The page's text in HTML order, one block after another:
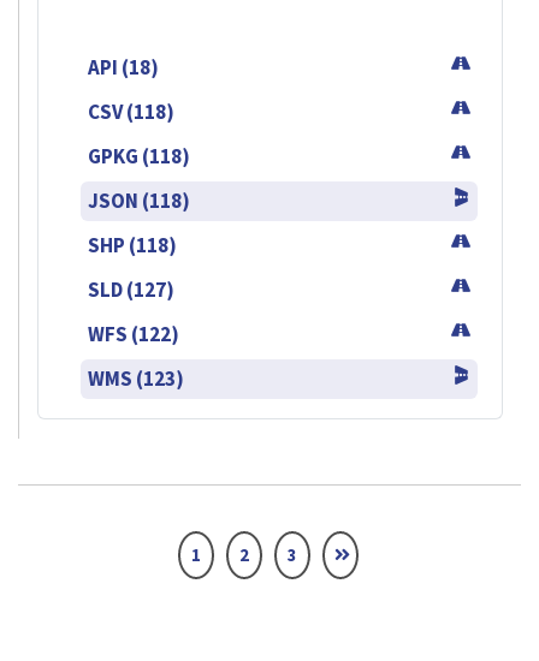
API (18)
CSV (118)
GPKG (118)
JSON (118)
SHP (118)
SLD (127)
WFS (122)
WMS (123)
1 2 3